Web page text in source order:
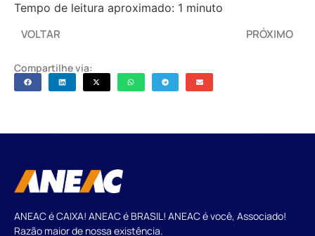
Compartilhe via:
Tempo de leitura aproximado: 1 minuto
VOLTAR PRÓXIMO
ANEAC é CAIXA! ANEAC é BRASIL! ANEAC é você, Associado!
Razão maior de nossa existência.